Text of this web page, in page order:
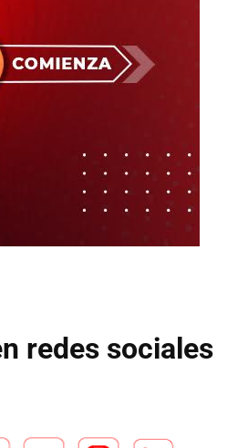
redes sociales